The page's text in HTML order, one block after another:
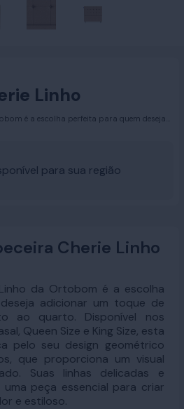
Linho
é a escolha perfeita para quem deseja
e conforto ao quarto. Disponível nos
ambiente acolhedor e estiloso.
para sua região
Cherie Linho
da Ortobom é a escolha
adicionar um toque de
ao quarto. Disponível nos
Queen Size e King Size, esta
pelo seu design geométrico
que proporciona um visual
Suas linhas delicadas e
uma peça essencial para criar
e estiloso.